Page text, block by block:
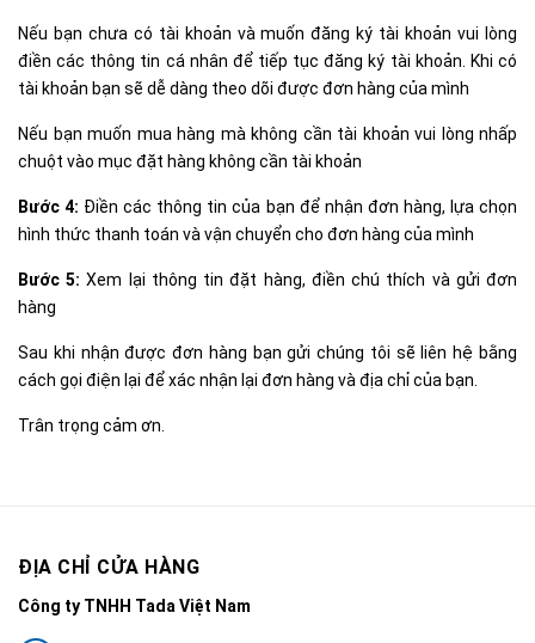
Nếu bạn chưa có tài khoản và muốn đăng ký tài khoản vui lòng
điền các thông tin cá nhân để tiếp tục đăng ký tài khoản. Khi có
tài khoản bạn sẽ dễ dàng theo dõi được đơn hàng của mình
Nếu bạn muốn mua hàng mà không cần tài khoản vui lòng nhấp
chuột vào mục đặt hàng không cần tài khoản
Bước 4: Điền các thông tin của bạn để nhận đơn hàng, lựa chọn
hình thức thanh toán và vận chuyển cho đơn hàng của mình
Bước 5: Xem lại thông tin đặt hàng, điền chú thích và gửi đơn
hàng
Sau khi nhận được đơn hàng bạn gửi chúng tôi sẽ liên hệ bằng
cách gọi điện lại để xác nhận lại đơn hàng và địa chỉ của bạn.
Trân trọng cảm ơn.
ĐỊA CHỈ CỬA HÀNG
Công ty TNHH Tada Việt Nam